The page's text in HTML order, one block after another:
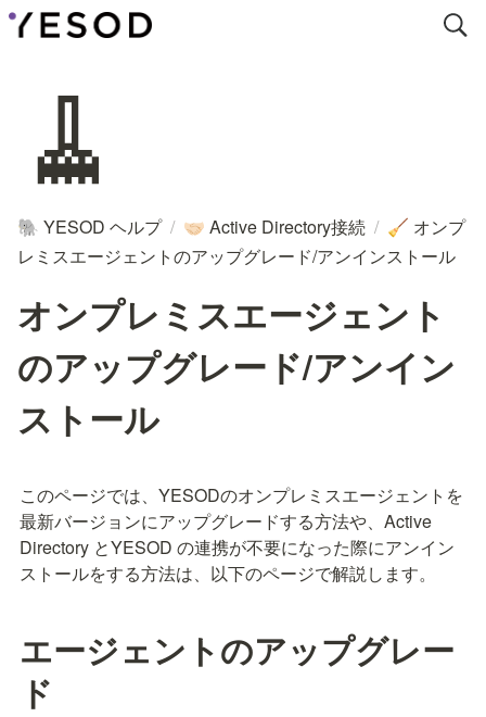
🧹
🐘 YESOD ヘルプ / 🤝🏻 Active Directory接続 / 🧹 オンプ
レミスエージェントのアップグレード/アンインストール
オンプレミスエージェント
のアップグレード/アンイン
ストール
このページでは、YESODのオンプレミスエージェントを
最新バージョンにアップグレードする方法や、Active
Directory とYESOD の連携が不要になった際にアンイン
ストールをする方法は、以下のページで解説します。
エージェントのアップグレー
ド